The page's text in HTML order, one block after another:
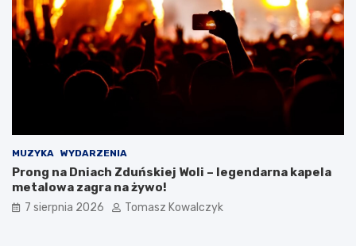
MUZYKA WYDARZENIA
Prong na Dniach Zduńskiej Woli – legendarna kapela
metalowa zagra na żywo!
7 sierpnia 2026 Tomasz Kowalczyk